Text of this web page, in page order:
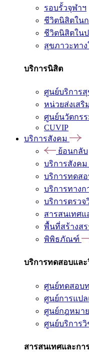
รอบรั้วจุฬาฯ
ชีวิตนิสิตในก
ชีวิตนิสิตในป
สุขภาวะทา
บริการนิสิต
ศูนย์บริการ
หน่วยส่งเส
ศูนย์นวัตกรร
CUVIP
บริการสังคม
ย้อนกลับ
บริการสังคม
บริการทดส
บริการทางก
บริการตรว
สารสนเทศแ
พื้นที่สร้างส
พิพิธภัณฑ์
บริการทดสอบและ
ศูนย์ทดสอบ
ศูนย์การแปล
ศูนย์กฎหมา
ศูนย์บริการ
สารสนเทศและกา